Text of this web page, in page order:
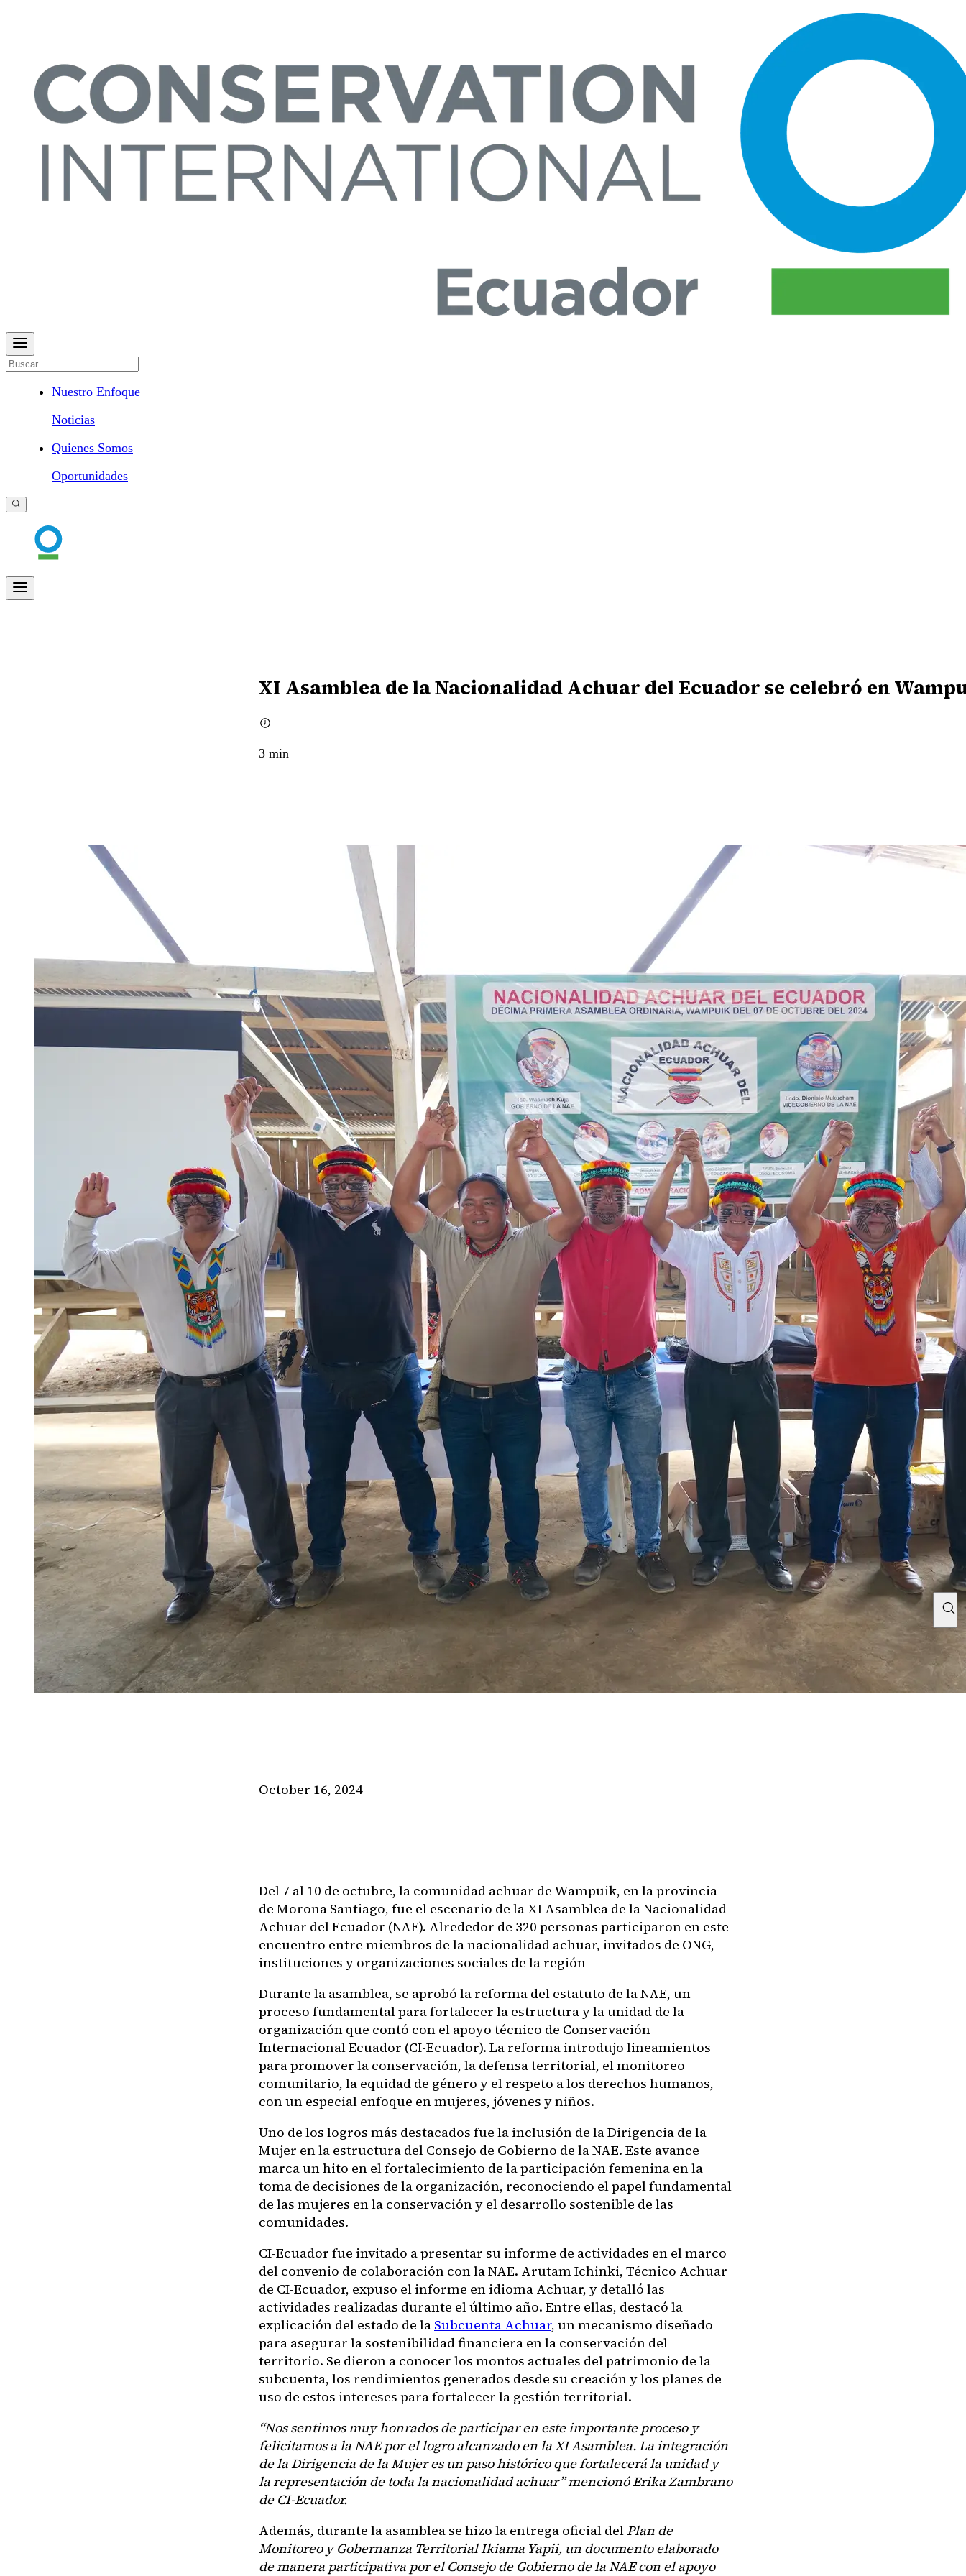
Nuestro Enfoque
Noticias
Quienes Somos
Oportunidades
XI Asamblea de la Nacionalidad Achuar del Ecuador se celebró en
3 min
October 16, 2024
Del 7 al 10 de octubre, la comunidad achuar de Wampuik, en la provincia
de Morona Santiago, fue el escenario de la XI Asamblea de la Nacionalidad
Achuar del Ecuador (NAE). Alrededor de 320 personas participaron en este
encuentro entre miembros de la nacionalidad achuar, invitados de ONG,
instituciones y organizaciones sociales de la región
Durante la asamblea, se aprobó la reforma del estatuto de la NAE, un
proceso fundamental para fortalecer la estructura y la unidad de la
organización que contó con el apoyo técnico de Conservación
Internacional Ecuador (CI-Ecuador). La reforma introdujo lineamientos
para promover la conservación, la defensa territorial, el monitoreo
comunitario, la equidad de género y el respeto a los derechos humanos,
con un especial enfoque en mujeres, jóvenes y niños.
Uno de los logros más destacados fue la inclusión de la Dirigencia de la
Mujer en la estructura del Consejo de Gobierno de la NAE. Este avance
marca un hito en el fortalecimiento de la participación femenina en la
toma de decisiones de la organización, reconociendo el papel fundamental
de las mujeres en la conservación y el desarrollo sostenible de las
comunidades.
CI-Ecuador fue invitado a presentar su informe de actividades en el marco
del convenio de colaboración con la NAE. Arutam Ichinki, Técnico Achuar
de CI-Ecuador, expuso el informe en idioma Achuar, y detalló las
actividades realizadas durante el último año. Entre ellas, destacó la
explicación del estado de la Subcuenta Achuar, un mecanismo diseñado
para asegurar la sostenibilidad financiera en la conservación del
territorio. Se dieron a conocer los montos actuales del patrimonio de la
subcuenta, los rendimientos generados desde su creación y los planes de
uso de estos intereses para fortalecer la gestión territorial.
“Nos sentimos muy honrados de participar en este importante proceso y
felicitamos a la NAE por el logro alcanzado en la XI Asamblea. La integración
de la Dirigencia de la Mujer es un paso histórico que fortalecerá la unidad y
la representación de toda la nacionalidad achuar” mencionó Erika Zambrano
de CI-Ecuador.
Además, durante la asamblea se hizo la entrega oficial delPlan de
Monitoreo y Gobernanza Territorial Ikiama Yapii, un documento elaborado
de manera participativa por el Consejo de Gobierno de la NAE con el apoyo